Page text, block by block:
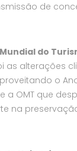
de
do
as alterações
o
a OMT que
na